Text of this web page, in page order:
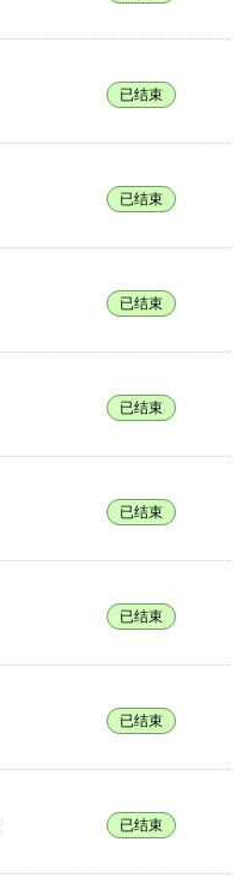
已结束
已结束
已结束
已结束
已结束
已结束
已结束
已结束